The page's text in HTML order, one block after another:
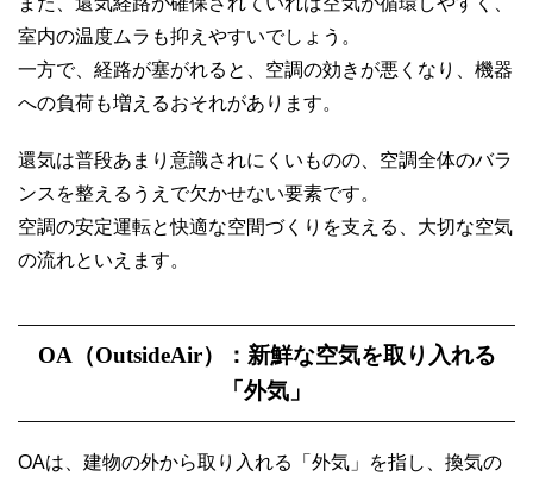
室内の温度ムラも抑えやすいでしょう。
一方で、経路が塞がれると、空調の効きが悪くなり、機器
への負荷も増えるおそれがあります。
還気は普段あまり意識されにくいものの、空調全体のバラ
ンスを整えるうえで欠かせない要素です。
空調の安定運転と快適な空間づくりを支える、大切な空気
の流れといえます。
OA（OutsideAir）：新鮮な空気を取り入れる
「外気」
OAは、建物の外から取り入れる「外気」を指し、換気の